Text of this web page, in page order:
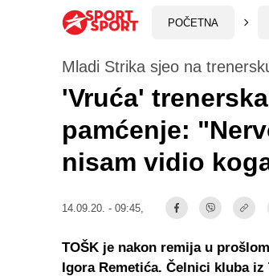
POČETNA
Mladi Strika sjeo na
'Vruća'
pamćenje:
nisam vidio
14.09.20. - 09:45,
TOŠK je nakon remija u
Igora Remetića. Čelnici kluba